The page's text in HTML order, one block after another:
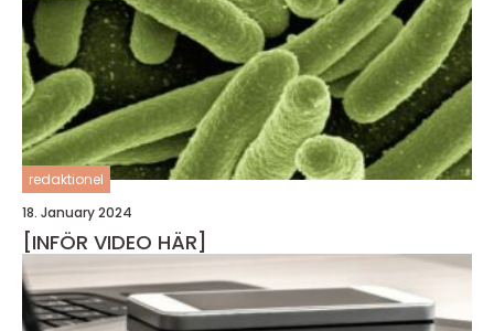
redaktionel
18. January 2024
[INFÖR VIDEO HÄR]